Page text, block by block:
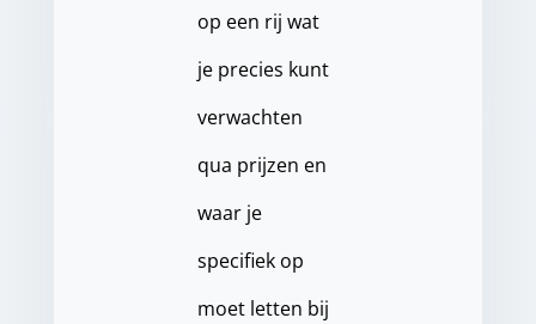
op een rij wat
je precies kunt
verwachten
qua prijzen en
waar je
specifiek op
moet letten bij